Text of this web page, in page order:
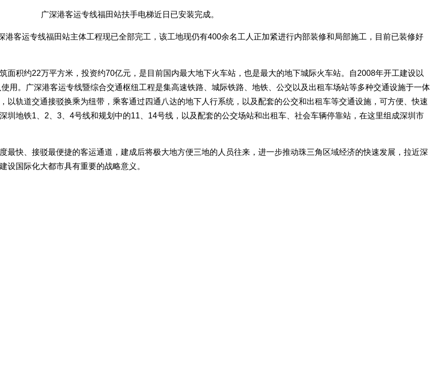
广深港客运专线福田站扶手电梯近日已安装完成。
港客运专线福田站主体工程现已全部完工，该工地现仍有400余名工人正加紧进行内部装修和局部施工，目前已装修好
面积约22万平方米，投资约70亿元，是目前国内最大地下火车站，也是最大的地下城际火车站。自2008年开工建设以
用。广深港客运专线暨综合交通枢纽工程是集高速铁路、城际铁路、地铁、公交以及出租车场站等多种交通设施于一体
以轨道交通接驳换乘为纽带，乘客通过四通八达的地下人行系统，以及配套的公交和出租车等交通设施，可方便、快速
圳地铁1、2、3、4号线和规划中的11、14号线，以及配套的公交场站和出租车、社会车辆停靠站，在这里组成深圳市
最快、接驳最便捷的客运通道，建成后将极大地方便三地的人员往来，进一步推动珠三角区域经济的快速发展，拉近深
设国际化大都市具有重要的战略意义。